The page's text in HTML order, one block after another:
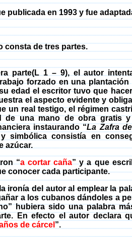
publicada en 1993 y fue
consta de tres partes.
parte(L 1 – 9), el autor
forzado en una
edad el escritor tuvo que
el aspecto evidente y
un real testigo, el régimen
de una mano de obra gratis
instaurando “La Zafra
y simbólica consistía en
azúcar.
“a cortar caña” y a que
conocer cada participante.
ironía del autor al emplear la
a los cubanos dándoles a
hubiera sido una palabra
En efecto el autor declara
de cárcel ”.